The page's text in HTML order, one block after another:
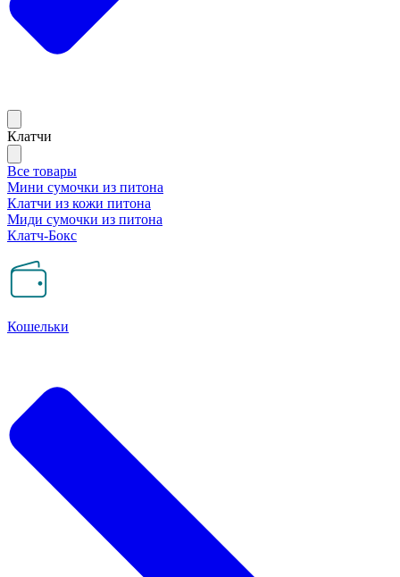
Клатчи
Все товары
Мини сумочки из питона
Клатчи из кожи питона
Миди сумочки из питона
Клатч-Бокс
Кошельки